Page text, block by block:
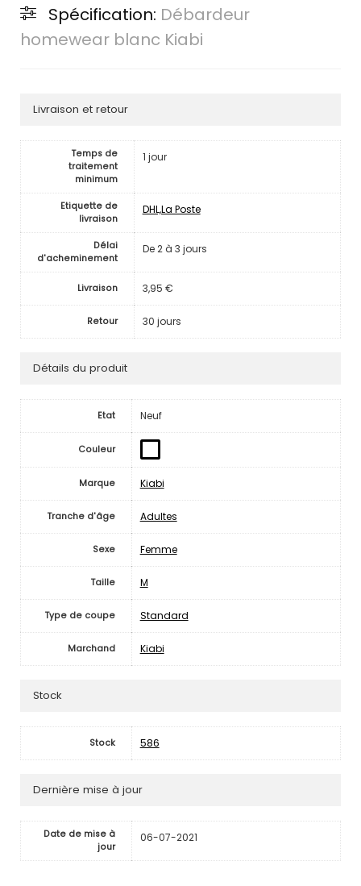
Spécification: Débardeur
homewear blanc Kiabi
Livraison et retour
Temps de
traitement
minimum
1 jour
Etiquette de
livraison
DHL,La Poste
Délai
d'acheminement
De 2 à 3 jours
Livraison 3,95 €
Retour 30 jours
Détails du produit
Etat Neuf
Couleur
Marque Kiabi
Tranche d'âge Adultes
Sexe Femme
Taille M
Type de coupe Standard
Marchand Kiabi
Stock
Stock 586
Dernière mise à jour
Date de mise à
jour
06-07-2021